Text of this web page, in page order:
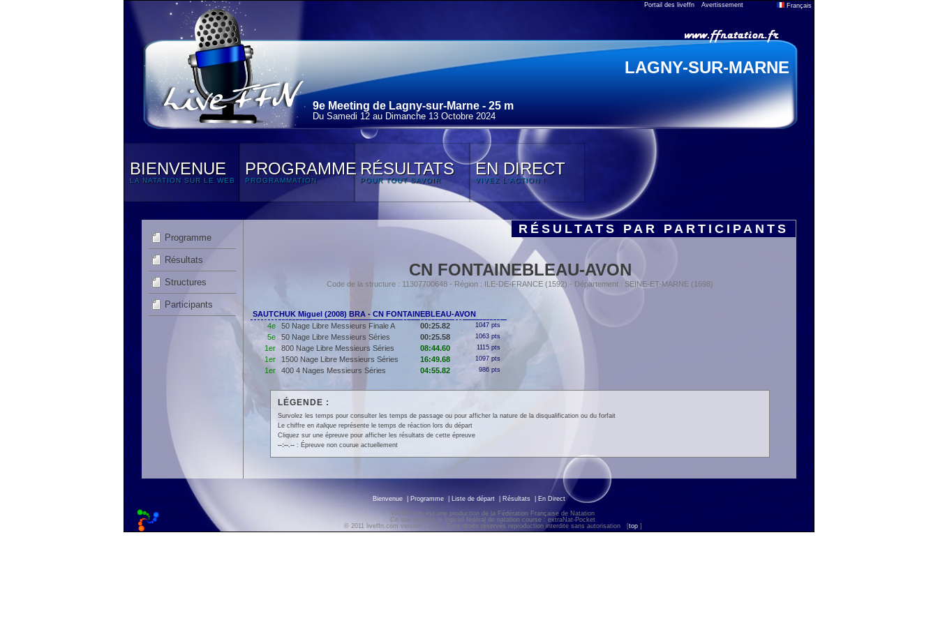
Portail des liveffn Avertissement Français
LAGNY-SUR-MARNE
9e Meeting de Lagny-sur-Marne - 25 m
Du Samedi 12 au Dimanche 13 Octobre 2024
BIENVENUE
LA NATATION SUR LE WEB
PROGRAMME
PROGRAMMATION
RÉSULTATS
POUR TOUT SAVOIR
EN DIRECT
VIVEZ L'ACTION !
Programme
Résultats
Structures
Participants
RÉSULTATS PAR PARTICIPANTS
CN FONTAINEBLEAU-AVON
Code de la structure : 11307700648 - Région : ILE-DE-FRANCE (1592) - Département : SEINE-ET-MARNE (1698)
SAUTCHUK Miguel (2008) BRA - CN FONTAINEBLEAU-AVON
4e
50 Nage Libre Messieurs Finale A 00:25.82 1047 pts
5e 50 Nage Libre Messieurs Séries 00:25.58 1063 pts
1er 800 Nage Libre Messieurs Séries 08:44.60 1115 pts
1er 1500 Nage Libre Messieurs Séries 16:49.68 1097 pts
1er 400 4 Nages Messieurs Séries 04:55.82 986 pts
LÉGENDE :
Survolez les temps pour consulter les temps de passage ou pour afficher la nature de la disqualification ou du forfait
Le chiffre en italiquereprésente le temps de réaction lors du départ
Cliquez sur une épreuve pour afficher les résultats de cette épreuve
--:--.--: Épreuve non courue actuellement
Bienvenue Programme Liste de départ Résultats En Direct
liveffn.com est une production de la Fédération Française de Natation
Ce site exploite le logiciel fédéral de natation course : extraNat-Pocket
© 2011 liveffn.com version : 2.01 - Tous droits réservés reproduction interdite sans autorisation
[top ]